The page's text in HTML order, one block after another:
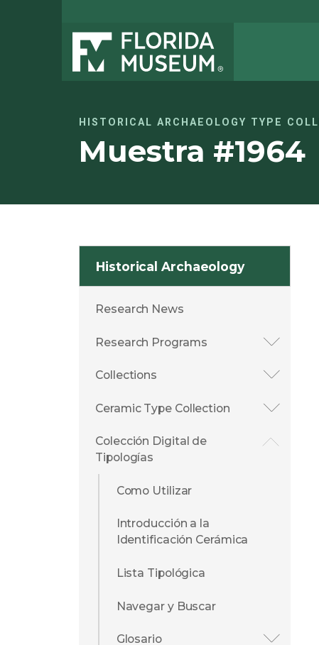
HISTORICAL ARCHAEOLOGY TYPE
Muestra #1964
Historical Archaeology
Research News
Research Programs
Collections
Ceramic Type Collection
Colección Digital de
Tipologías
Como Utilizar
Introducción a la
Identificación Cerámica
Lista Tipológica
Navegar y Buscar
Glosario